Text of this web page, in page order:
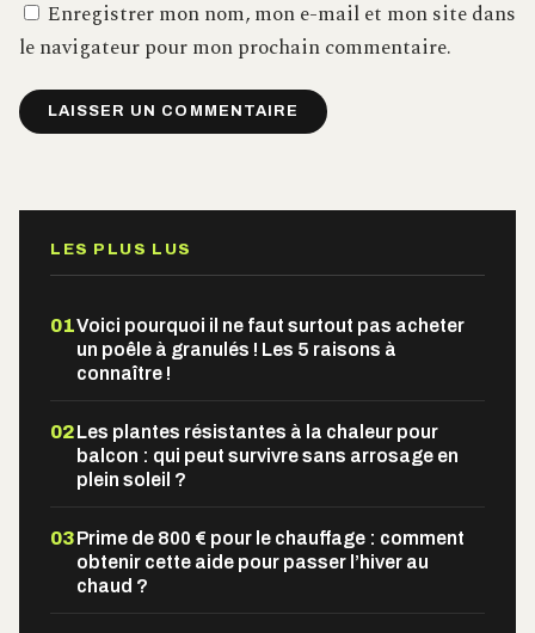
Enregistrer mon nom, mon e-mail et mon site dans
le navigateur pour mon prochain commentaire.
LES PLUS LUS
01Voici pourquoi il ne faut surtout pas acheter
un poêle à granulés ! Les 5 raisons à
connaître !
02Les plantes résistantes à la chaleur pour
balcon : qui peut survivre sans arrosage en
plein soleil ?
03Prime de 800 € pour le chauffage : comment
obtenir cette aide pour passer l’hiver au
chaud ?